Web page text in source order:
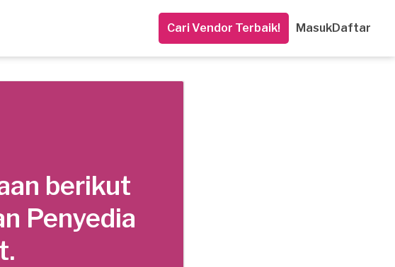
Cari Vendor Terbaik! MasukDaftar
berikut
Penyedia